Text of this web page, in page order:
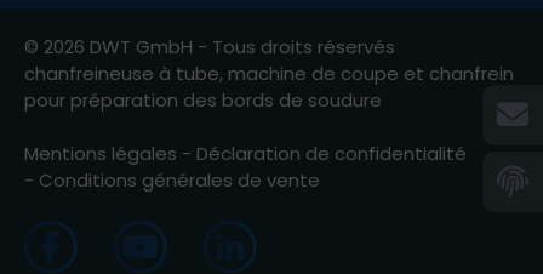
© 2026 DWT GmbH - Tous droits réservés
chanfreineuse à tube, machine de coupe et chanfrein
pour préparation des bords de soudure
Mentions légales - Déclaration de confidentialité
- Conditions générales de vente